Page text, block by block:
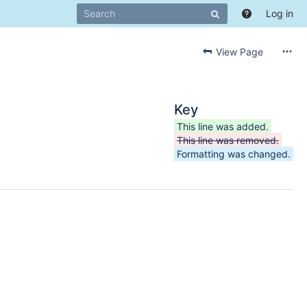
Log in
View Page
Key
This line was added.
This line was removed.
Formatting was changed.